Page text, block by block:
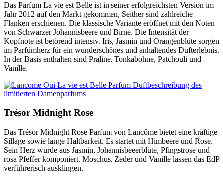
Das Parfum La vie est Belle ist in seiner erfolgreichsten Version im
Jahr 2012 auf den Markt gekommen, Seither sind zahlreiche
Flanken erschienen. Die klassische Variante eröffnet mit den Noten
von Schwarzer Johannisbeere und Birne. Die Intensität der
Kopfnote ist betörend intensiv. Iris, Jasmin und Orangenblüte sorgen
im Parfümherz für ein wunderschönes und anhaltendes Dufterlebnis.
In der Basis enthalten sind Praline, Tonkabohne, Patchouli und
Vanille.
Trésor Midnight Rose
Das Trésor Midnight Rose Parfum von Lancôme bietet eine kräftige
Sillage sowie lange Haltbarkeit. Es startet mit Himbeere und Rose.
Sein Herz wurde aus Jasmin, Johannisbeeerblüte, Pfingstrose und
rosa Pfeffer komponiert. Moschus, Zeder und Vanille lassen das EdP
verführerisch ausklingen.